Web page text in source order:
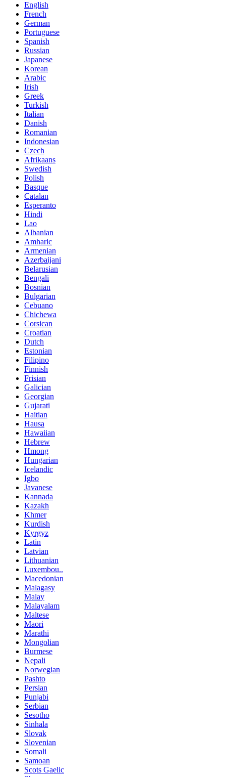
English
French
German
Portuguese
Spanish
Russian
Japanese
Korean
Arabic
Irish
Greek
Turkish
Italian
Danish
Romanian
Indonesian
Czech
Afrikaans
Swedish
Polish
Basque
Catalan
Esperanto
Hindi
Lao
Albanian
Amharic
Armenian
Azerbaijani
Belarusian
Bengali
Bosnian
Bulgarian
Cebuano
Chichewa
Corsican
Croatian
Dutch
Estonian
Filipino
Finnish
Frisian
Galician
Georgian
Gujarati
Haitian
Hausa
Hawaiian
Hebrew
Hmong
Hungarian
Icelandic
Igbo
Javanese
Kannada
Kazakh
Khmer
Kurdish
Kyrgyz
Latin
Latvian
Lithuanian
Luxembou..
Macedonian
Malagasy
Malay
Malayalam
Maltese
Maori
Marathi
Mongolian
Burmese
Nepali
Norwegian
Pashto
Persian
Punjabi
Serbian
Sesotho
Sinhala
Slovak
Slovenian
Somali
Samoan
Scots Gaelic